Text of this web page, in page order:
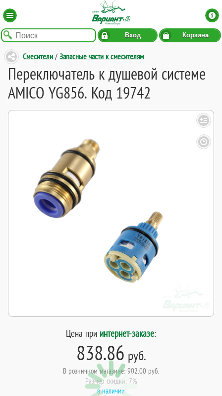
Вход Корзина
Смесители / Запасные части к смесителям
Переключатель к душевой системе
AMICO YG856. Код 19742
Цена при интернет-заказе:
838.86 руб.
В розничном магазине: 902.00 руб.
Размер скидки: 7%
в наличии